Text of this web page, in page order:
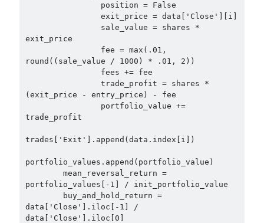
exit_price
round((sale_value / 1000) * .01, 2))
(exit_price - entry_price) - fee
trade_profit
trades['Exit'].append(data.index[i])
portfolio_values.append(portfolio_value)
portfolio_values[-1] / init_portfolio_value
data['Close'].iloc[-1] /
data['Close'].iloc[0]